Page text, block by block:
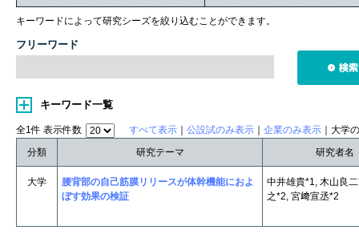
キーワードによって研究シーズを絞り込むことができます。
フリーワード
キーワード一覧
全1件 表示件数 すべて表示 公設試のみ表示 企業のみ表示 ｜大学
分類
研究テーマ 研究者名
大学
腰背部の自己筋膜リリースが体幹機能におよ
ぼす効果の検証
中井雄貴*1, 木山良
之*2, 宮﨑宣丞*2